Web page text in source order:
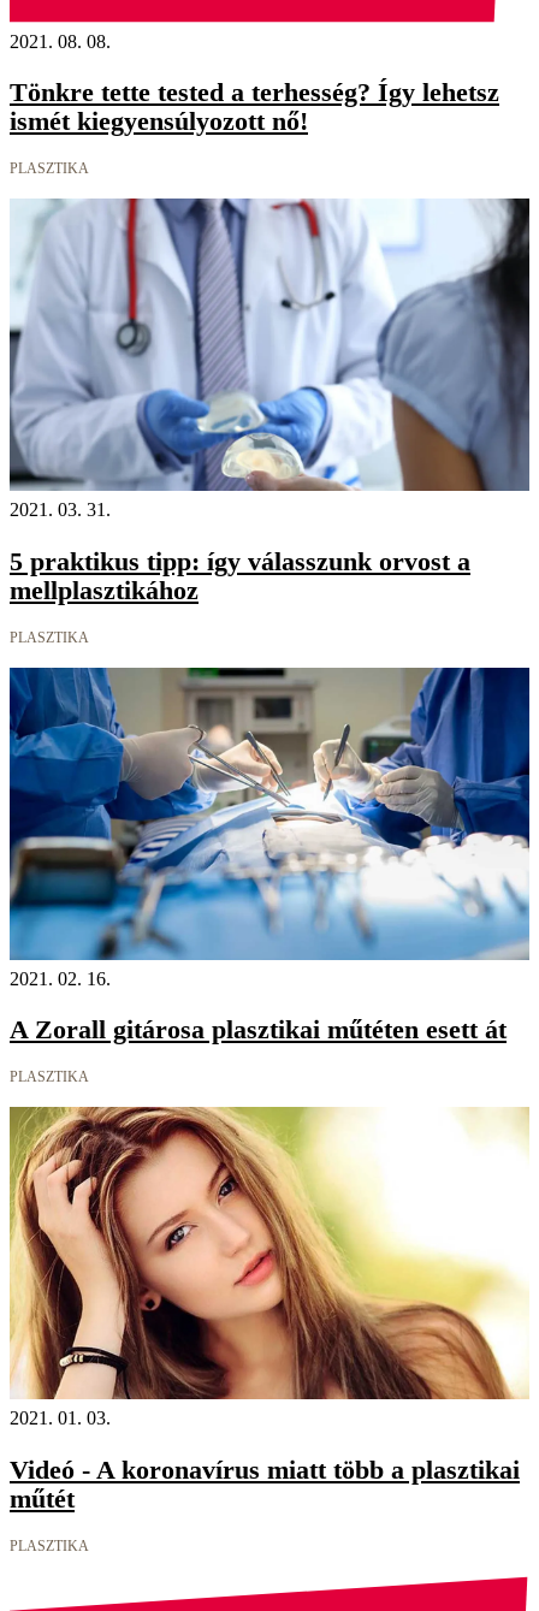
2021. 08. 08.
Tönkre tette tested a terhesség? Így lehetsz
ismét kiegyensúlyozott nő!
PLASZTIKA
2021. 03. 31.
5 praktikus tipp: így válasszunk orvost a
mellplasztikához
PLASZTIKA
2021. 02. 16.
A Zorall gitárosa plasztikai műtéten esett át
PLASZTIKA
2021. 01. 03.
Videó - A koronavírus miatt több a plasztikai
műtét
PLASZTIKA